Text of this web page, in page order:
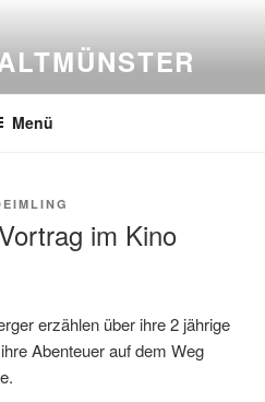
Menü
im Kino
erzählen über ihre 2 jährige
Abenteuer auf dem Weg